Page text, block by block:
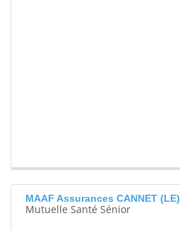
MAAF Assurances CANNET (LE)
Mutuelle Santé Sénior